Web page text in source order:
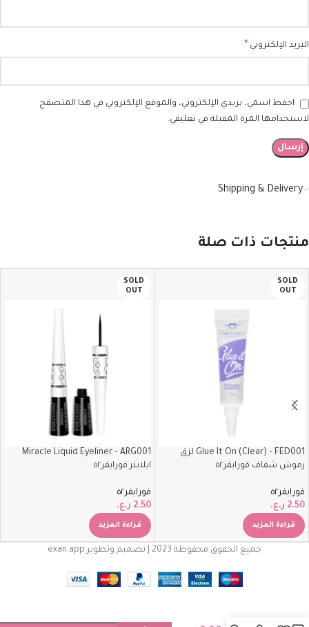
البريد الإلكتروني *
احفظ اسمي، بريدي الإلكتروني، والموقع الإلكتروني في هذا المتصفح
لاستخدامها المرة المقبلة في تعليقي.
Shipping & Delivery
منتجات ذات صلة
SOLD
OUT
Glue It On (Clear) – FED001 لزق
رموش شفاف فورايفر٥٢
فورايفر٥٢
2.50 ر.ع.
قراءة المزيد
SOLD
OUT
Miracle Liquid Eyeliner – ARG001
ايلاينر فورايفر٥٢
فورايفر٥٢
2.50 ر.ع.
قراءة المزيد
جميع الحقوق محفوظة 2023 | تصميم وتطوير exan.app
Glow &